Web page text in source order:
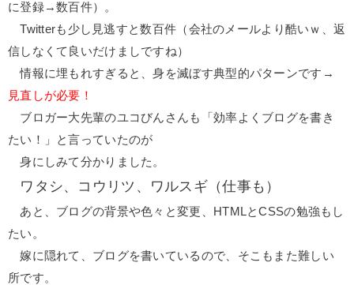
に登録→数百件）。
Twitterも少し見逃すと数百件（会社のメールより酷いｗ、返
信しなくて良いだけましですね）
情報に埋もれすぎると、身を滅ぼす典型的パターンです→
見直しが必要！
ブロガー大先輩のユコびんさんも「効率よくブログを書き
たい！」と言っていたのが
身にしみて分かりました。
ワタシ、コウリツ、ワルスギ（仕事も）
あと、ブログの背景や色々と変更、HTMLとCSSの勉強もし
たい。
嫁に隠れて、ブログを書いているので、そこもまた難しい
所です。